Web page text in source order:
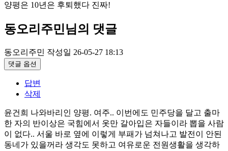
양평은 10년은 후퇴했다 진짜!
동오리주민님의 댓글
동오리주민 작성일 26-05-27 18:13
댓글 옵션
답변
삭제
윤건희 나와바리인 양평. 여주.. 이번에도 민주당을 달고 출마
한 자의 반이상은 국힘에서 옷만 갈아입은 자들이라 뽑을 사람
이 없다.. 서울 바로 옆에 이렇게 부패가 넘쳐나고 발전이 안된
동네가 있을꺼라 생각도 못하고 여유로운 전원생활을 생각하